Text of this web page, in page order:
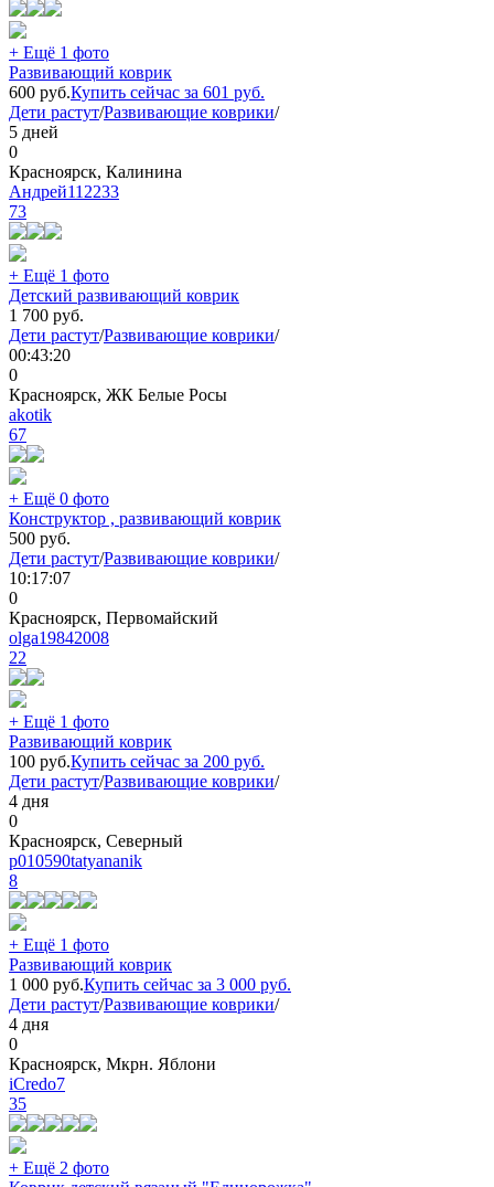
+ Ещё 1 фото
Развивающий коврик
600 руб.Купить сейчас за 601 руб.
Дети растут/Развивающие коврики/
5 дней
0
Красноярск, Калинина
Андрей112233
73
+ Ещё 1 фото
Детский развивающий коврик
1 700 руб.
Дети растут/Развивающие коврики/
00:43:20
0
Красноярск, ЖК Белые Росы
akotik
67
+ Ещё 0 фото
Конструктор , развивающий коврик
500 руб.
Дети растут/Развивающие коврики/
10:17:07
0
Красноярск, Первомайский
olga19842008
22
+ Ещё 1 фото
Развивающий коврик
100 руб.Купить сейчас за 200 руб.
Дети растут/Развивающие коврики/
4 дня
0
Красноярск, Северный
p010590tatyananik
8
+ Ещё 1 фото
Развивающий коврик
1 000 руб.Купить сейчас за 3 000 руб.
Дети растут/Развивающие коврики/
4 дня
0
Красноярск, Мкрн. Яблони
iCredo7
35
+ Ещё 2 фото